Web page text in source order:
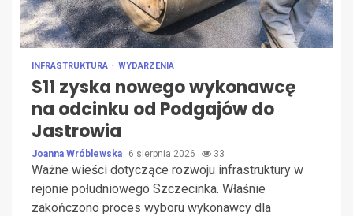
INFRASTRUKTURA WYDARZENIA
S11 zyska nowego wykonawcę
na odcinku od Podgajów do
Jastrowia
Joanna Wróblewska 6 sierpnia 2026 33
Ważne wieści dotyczące rozwoju infrastruktury w
rejonie południowego Szczecinka. Właśnie
zakończono proces wyboru wykonawcy dla